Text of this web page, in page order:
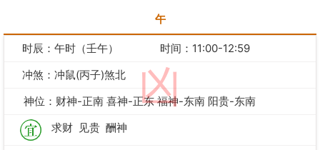
午
凶
时辰：午时（壬午）
时间：11:00-12:59
冲煞：冲鼠(丙子)煞北
神位：财神-正南 喜神-正东 福神-东南 阳贵-东南
求财 见贵 酬神